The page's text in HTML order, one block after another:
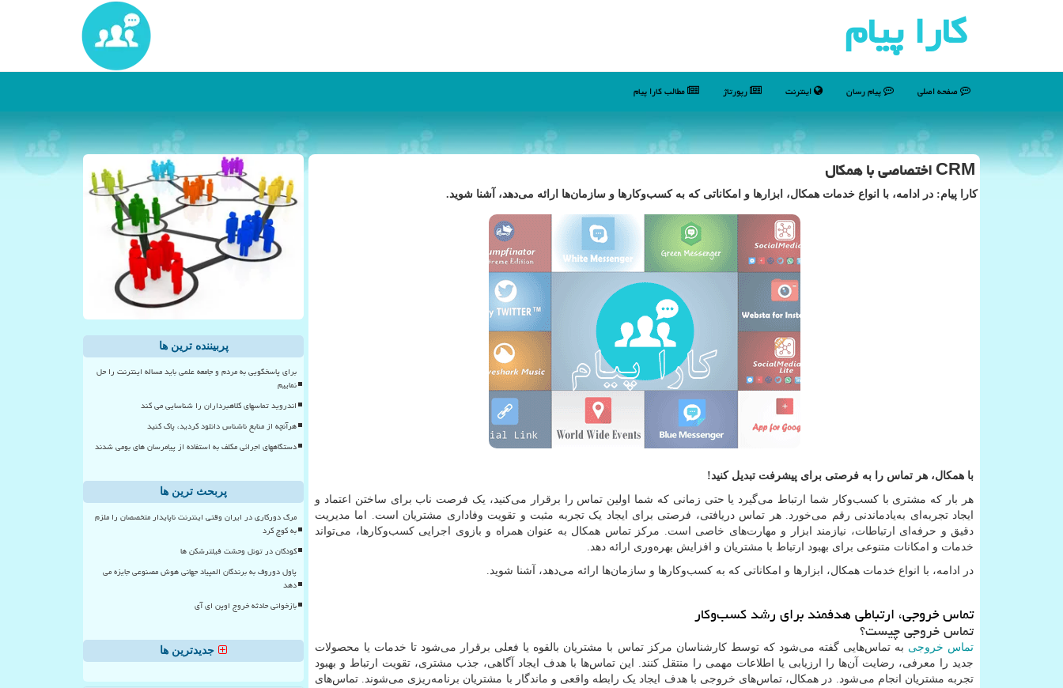
كارا پیام
صفحه اصلی پیام رسان اینترنت رپورتاژ مطالب كارا پیام
CRM اختصاصی با همکال
کارا پیام: در ادامه، با انواع خدمات همکال، ابزارها و امکاناتی که به کسب‌وکارها و سازمان‌ها ارائه می‌دهد، آشنا شوید.
با همکال، هر تماس را به فرصتی برای پیشرفت تبدیل کنید!
هر بار که مشتری با کسب‌وکار شما ارتباط می‌گیرد یا حتی زمانی که شما اولین تماس را برقرار می‌کنید، یک فرصت ناب برای ساختن اعتماد و
ایجاد تجربه‌ای به‌یادماندنی رقم می‌خورد. هر تماس دریافتی، فرصتی برای ایجاد یک تجربه مثبت و تقویت وفاداری مشتریان است. اما مدیریت
دقیق و حرفه‌ای ارتباطات، نیازمند ابزار و مهارت‌های خاصی است. مرکز تماس همکال به عنوان همراه و بازوی اجرایی کسب‌وکارها، می‌تواند
خدمات و امکانات متنوعی برای بهبود ارتباط با مشتریان و افزایش بهره‌وری ارائه دهد.
در ادامه، با انواع خدمات همکال، ابزارها و امکاناتی که به کسب‌وکارها و سازمان‌ها ارائه می‌دهد، آشنا شوید.
تماس خروجی، ارتباطی هدفمند برای رشد کسب‌وکار
تماس خروجی چیست؟
تماس خروجی به تماس‌هایی گفته می‌شود که توسط کارشناسان مرکز تماس با مشتریان بالقوه یا فعلی برقرار می‌شود تا خدمات یا محصولات
جدید را معرفی، رضایت آن‌ها را ارزیابی یا اطلاعات مهمی را منتقل کنند. این تماس‌ها با هدف ایجاد آگاهی، جذب مشتری، تقویت ارتباط و بهبود
تجربه مشتریان انجام می‌شود. در همکال، تماس‌های خروجی با هدف ایجاد یک رابطه واقعی و ماندگار با مشتریان برنامه‌ریزی می‌شوند. تماس‌های
پربیننده ترین ها
برای پاسخگویی به مردم و جامعه علمی باید مساله اینترنت را حل
نماییم
اندروید تماسهای کلاهبرداران را شناسایی می کند
هرآنچه از منابع ناشناس دانلود کردید، پاک کنید
دستگاههای اجرائی مکلف به استفاده از پیامرسان های بومی شدند
پربحث ترین ها
مرگ دورکاری در ایران وقتی اینترنت ناپایدار متخصصان را ملزم
به کوچ کرد
کودکان در تونل وحشت فیلترشکن ها
پاول دوروف به برندگان المپیاد جهانی هوش مصنوعی جایزه می
دهد
بازخوانی حادثه خروج اوپن ای آی
جدیدترین ها